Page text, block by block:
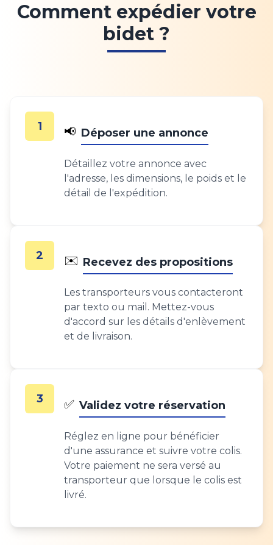
Comment expédier votre
bidet ?
1 📢 Déposer une annonce
Détaillez votre annonce avec
l'adresse, les dimensions, le poids et le
détail de l'expédition.
2 ✉️ Recevez des propositions
Les transporteurs vous contacteront
par texto ou mail. Mettez-vous
d'accord sur les détails d'enlèvement
et de livraison.
3 ✅ Validez votre réservation
Réglez en ligne pour bénéficier
d'une assurance et suivre votre colis.
Votre paiement ne sera versé au
transporteur que lorsque le colis est
livré.